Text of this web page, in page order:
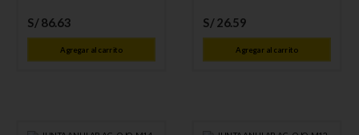
S/ 86.63
Agregar al carrito
S/26.59
Agregar al carrito